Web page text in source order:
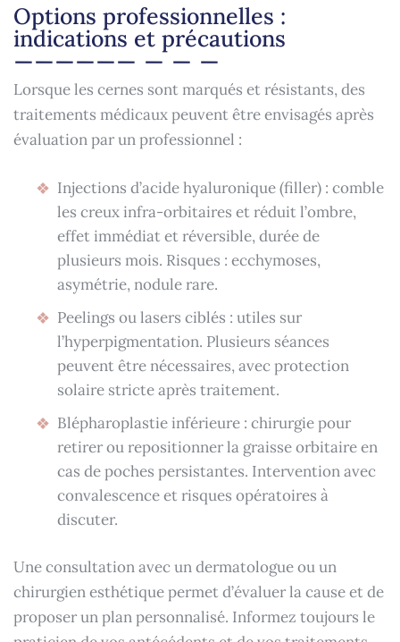
Options professionnelles :
indications et précautions
Lorsque les cernes sont marqués et résistants, des
traitements médicaux peuvent être envisagés après
évaluation par un professionnel :
Injections d’acide hyaluronique (filler) : comble
les creux infra-orbitaires et réduit l’ombre,
effet immédiat et réversible, durée de
plusieurs mois. Risques : ecchymoses,
asymétrie, nodule rare.
Peelings ou lasers ciblés : utiles sur
l’hyperpigmentation. Plusieurs séances
peuvent être nécessaires, avec protection
solaire stricte après traitement.
Blépharoplastie inférieure : chirurgie pour
retirer ou repositionner la graisse orbitaire en
cas de poches persistantes. Intervention avec
convalescence et risques opératoires à
discuter.
Une consultation avec un dermatologue ou un
chirurgien esthétique permet d’évaluer la cause et de
proposer un plan personnalisé. Informez toujours le